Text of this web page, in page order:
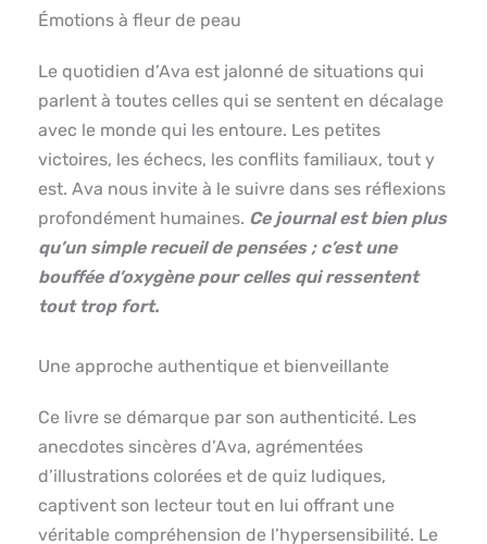
Émotions à fleur de peau
Le quotidien d’Ava est jalonné de situations qui
parlent à toutes celles qui se sentent en décalage
avec le monde qui les entoure. Les petites
victoires, les échecs, les conflits familiaux, tout y
est. Ava nous invite à le suivre dans ses réflexions
profondément humaines. Ce journal est bien plus
qu’un simple recueil de pensées ; c’est une
bouffée d’oxygène pour celles qui ressentent
tout trop fort.
Une approche authentique et bienveillante
Ce livre se démarque par son authenticité. Les
anecdotes sincères d’Ava, agrémentées
d’illustrations colorées et de quiz ludiques,
captivent son lecteur tout en lui offrant une
véritable compréhension de l’hypersensibilité. Le